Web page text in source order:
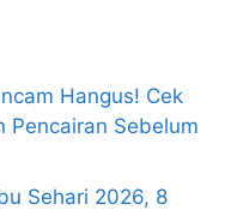
Hangus! Cek
Pencairan Sebelum
Sehari 2026, 8